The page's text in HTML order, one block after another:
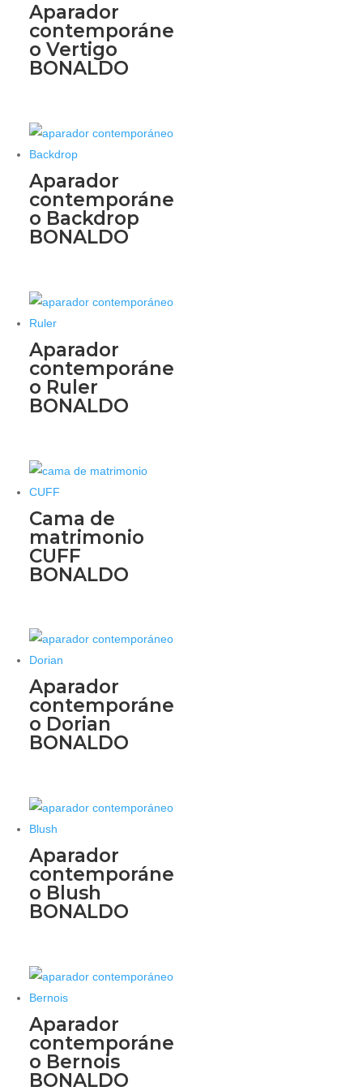
Aparador
contemporáne
o Vertigo
BONALDO
Aparador
contemporáne
o Backdrop
BONALDO
Aparador
contemporáne
o Ruler
BONALDO
Cama de
matrimonio
CUFF
BONALDO
Aparador
contemporáne
o Dorian
BONALDO
Aparador
contemporáne
o Blush
BONALDO
Aparador
contemporáne
o Bernois
BONALDO